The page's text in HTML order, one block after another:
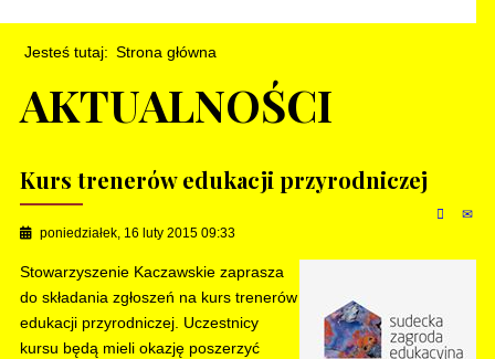
Jesteś tutaj: Strona główna
AKTUALNOŚCI
Kurs trenerów edukacji przyrodniczej
poniedziałek, 16 luty 2015 09:33
Stowarzyszenie Kaczawskie zaprasza
do składania zgłoszeń na kurs trenerów
edukacji przyrodniczej. Uczestnicy
kursu będą mieli okazję poszerzyć